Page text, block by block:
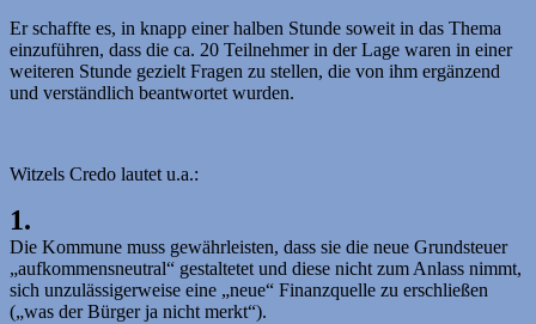
Er schaffte es, in knapp einer halben Stunde soweit in das Thema
einzuführen, dass die ca. 20 Teilnehmer in der Lage waren in einer
weiteren Stunde gezielt Fragen zu stellen, die von ihm ergänzend
und verständlich beantwortet wurden.
Witzels Credo lautet u.a.:
1.
Die Kommune muss gewährleisten, dass sie die neue Grundsteuer
„aufkommensneutral“ gestaltetet und diese nicht zum Anlass nimmt,
sich unzulässigerweise eine „neue“ Finanzquelle zu erschließen
(„was der Bürger ja nicht merkt“).